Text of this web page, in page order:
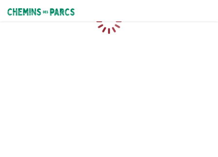
Chemins des Parcs
Chargement